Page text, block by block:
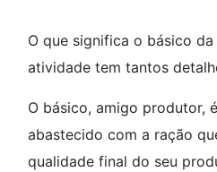
O que significa o básico
atividade tem tantos
O básico, amigo produtor,
abastecido com a ração
qualidade final do seu